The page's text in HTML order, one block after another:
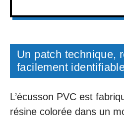
Un patch technique,
facilement
L’écusson PVC est
résine colorée dans un